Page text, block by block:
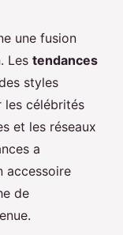
une fusion
Les tendances
styles
les célébrités
et les réseaux
a
accessoire
de